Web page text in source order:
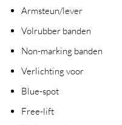
Armsteun/lever
Volrubber banden
Non-marking banden
Verlichting voor
Blue-spot
Free-lift